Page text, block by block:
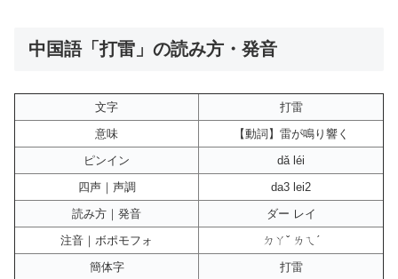
中国語「打雷」の読み方・発音
文字
打雷
意味
【動詞】雷が鳴り響く
ピンイン
dǎ léi
四声｜声調
da3 lei2
読み方｜発音
ダー レイ
注音｜ボポモフォ
ㄉㄚˇ ㄌㄟˊ
簡体字
打雷